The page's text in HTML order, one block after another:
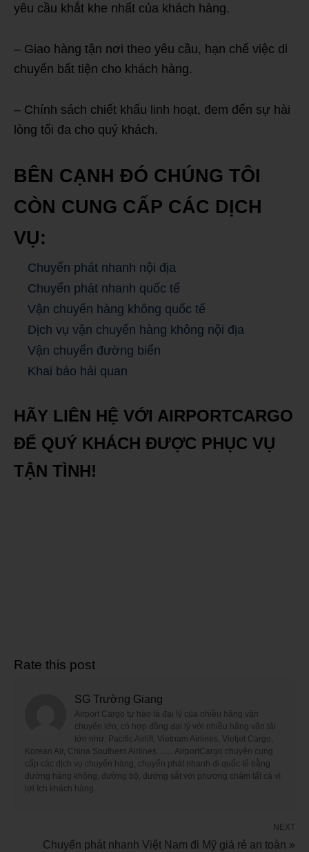
yêu cầu khắt khe nhất của khách hàng.
– Giao hàng tận nơi theo yêu cầu, hạn chế việc di
chuyển bất tiện cho khách hàng.
– Chính sách chiết khấu linh hoạt, đem đến sự hài
lòng tối đa cho quý khách.
BÊN CẠNH ĐÓ CHÚNG TÔI
CÒN CUNG CẤP CÁC DỊCH
VỤ:
Chuyển phát nhanh nội địa
Chuyển phát nhanh quốc tế
Vận chuyển hàng không quốc tế
Dịch vụ vận chuyển hàng không nội địa
Vận chuyển đường biển
Khai báo hải quan
HÃY LIÊN HỆ VỚI AIRPORTCARGO
ĐỂ QUÝ KHÁCH ĐƯỢC PHỤC VỤ
TẬN TÌNH!
Rate this post
SG Trường Giang
Airport Cargo tự hào là đại lý của nhiều hãng vận
chuyển lớn, có hợp đồng đại lý với nhiều hãng vận tải
lớn như: Pacific Airlift, Vietnam Airlines, Vietjet Cargo,
Korean Air, China Southern Airlines…… AirportCargo chuyên cung
cấp các dịch vụ chuyển hàng, chuyển phát nhanh đi quốc tế bằng
đường hàng không, đường bộ, đường sắt với phương châm tất cả vì
lợi ích khách hàng.
NEXT
Chuyển phát nhanh Việt Nam đi Mỹ giá rẻ an toàn »